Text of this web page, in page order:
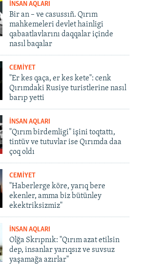
İNSAN AQLARI
Bir an – ve casussıñ. Qırım
mahkemeleri devlet hainligi
qabaatlavlarını daqqalar içinde
nasıl baqalar
CEMİYET
"Er kes qaça, er kes kete": cenk
Qırımdaki Rusiye turistlerine nasıl
barıp yetti
İNSAN AQLARI
"Qırım birdemligi" işini toqtattı,
tintüv ve tutuvlar ise Qırımda daa
çoq oldı
CEMİYET
"Haberlerge köre, yarıq bere
ekenler, amma biz bütünley
ekektriksizmiz"
İNSAN AQLARI
Olğa Skrıpnık: "Qırım azat etilsin
dep, insanlar yarıqsız ve suvsuz
yaşamağa azırlar"